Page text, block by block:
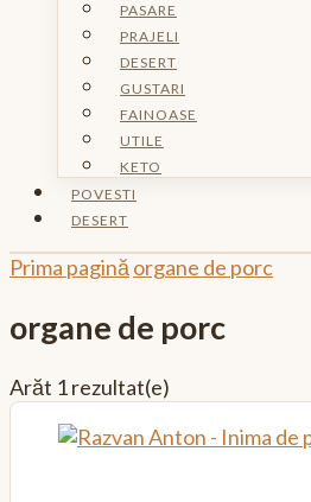
PASARE
PRAJELI
DESERT
GUSTARI
FAINOASE
UTILE
KETO
POVESTI
DESERT
Prima pagină organe de porc
organe de porc
Arăt 1 rezultat(e)